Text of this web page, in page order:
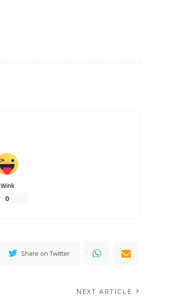
Wink
0
Share on Twitter
NEXT ARTICLE